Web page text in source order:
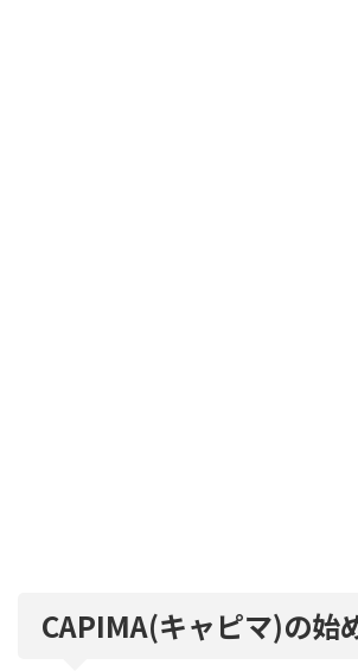
CAPIMA(キャピマ)の始